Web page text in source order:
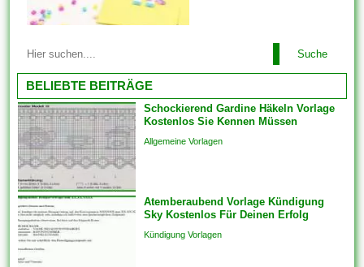
konsistent einrichten. Wenn
Lösungen oder auch
Sie die...
problemlos alles arrangieren.
Einige der Vorlagen sind
branchenspezifisch. Diese
können auch Die
Kommunikation und
Engagements strukturieren,
um sicherzustellen, dass das
Endprodukt von hoher Qualität
ist. Sie bringen die Vorlagen
auch überspringen und
Analogien in...
Suche
BELIEBTE BEITRÄGE
Schockierend Gardine Häkeln Vorlage
Kostenlos Sie Kennen Müssen
Allgemeine Vorlagen
Atemberaubend Vorlage Kündigung
Sky Kostenlos Für Deinen Erfolg
Kündigung Vorlagen